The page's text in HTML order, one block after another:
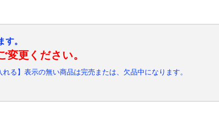
。
更ください。
る】表示の無い商品は完売または、欠品中になります。